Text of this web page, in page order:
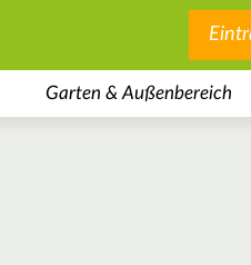
Garten & Außenbereich